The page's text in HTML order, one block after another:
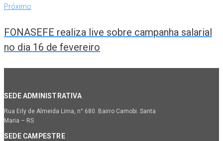
Próximo
FONASEFE realiza live sobre campanha salarial
no dia 16 de fevereiro
SEDE ADMINISTRATIVA
Rua Erly de Almeida Lima, n° 680. Bairro Camobi. Santa
Maria – RS
SEDE CAMPESTRE